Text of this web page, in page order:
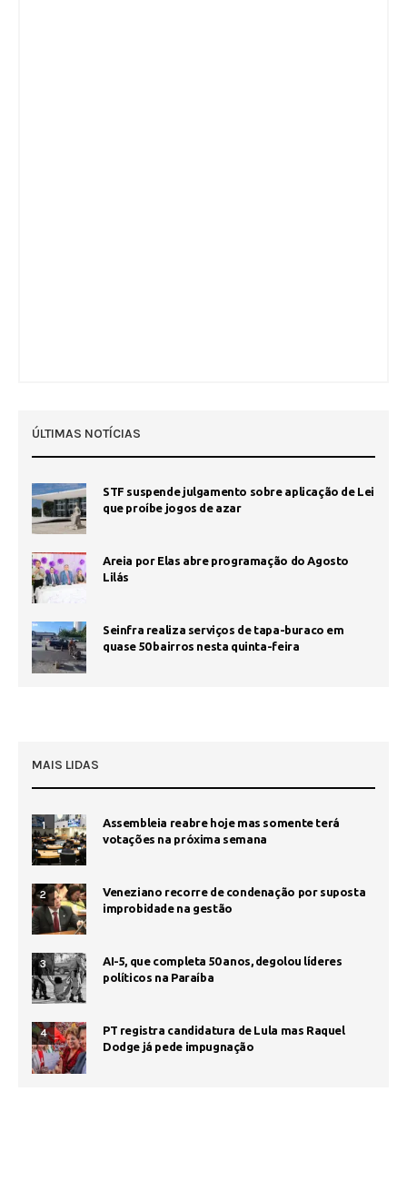
ÚLTIMAS NOTÍCIAS
STF suspende julgamento sobre aplicação de Lei
que proíbe jogos de azar
Areia por Elas abre programação do Agosto
Lilás
Seinfra realiza serviços de tapa-buraco em
quase 50 bairros nesta quinta-feira
MAIS LIDAS
1
Assembleia reabre hoje mas somente terá
votações na próxima semana
2
Veneziano recorre de condenação por suposta
improbidade na gestão
3
AI-5, que completa 50 anos, degolou líderes
políticos na Paraíba
4
PT registra candidatura de Lula mas Raquel
Dodge já pede impugnação